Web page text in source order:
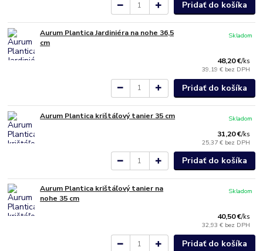
Pridať do košíka
Aurum Plantica Jardiniéra na nohe 36,5
cm
48,20 €/ks
39,19 € bez DPH
Skladom
Pridať do košíka
Aurum Plantica krištáľový tanier 35 cm
31,20 €/ks
25,37 € bez DPH
Skladom
Pridať do košíka
Aurum Plantica krištáľový tanier na
nohe 35 cm
40,50 €/ks
32,93 € bez DPH
Skladom
Pridať do košíka